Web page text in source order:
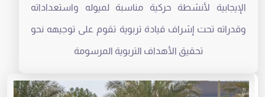
الإيجابية لأنشطة حركية مناسبة لميوله واستعداداته
وقدراته تحت إشراف قيادة تربوية تقوم على توجيهه نحو
تحقيق الأهداف التربوية المرسومة